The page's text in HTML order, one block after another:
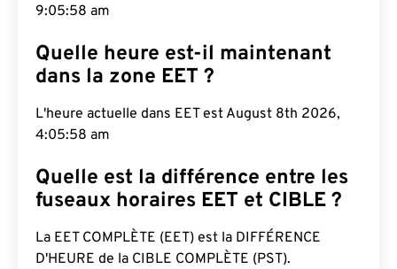
9:05:59 am
Quelle heure est-il maintenant
dans la zone EET ?
L'heure actuelle dans EET est August 8th 2026,
4:05:59 am
Quelle est la différence entre les
fuseaux horaires EET et CIBLE ?
La EET COMPLÈTE (EET) est la DIFFÉRENCE
D'HEURE de la CIBLE COMPLÈTE (PST).